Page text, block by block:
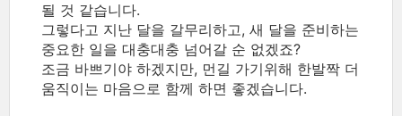
될 것 같습니다.
그렇다고 지난 달을 갈무리하고, 새 달을 준비하는
중요한 일을 대충대충 넘어갈 순 없겠죠?
조금 바쁘기야 하겠지만, 먼길 가기위해 한발짝 더
움직이는 마음으로 함께 하면 좋겠습니다.